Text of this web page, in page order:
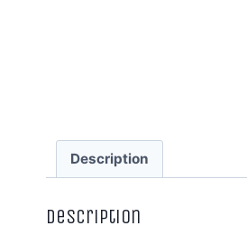
Description
Description